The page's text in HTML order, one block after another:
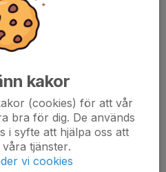
jämnt första set tappade
snack om saken. Superkul för
säsong och fortfarande håller på
kakor
(cookies) för att vår
bra för dig. De används
i syfte att hjälpa oss att
tjänster.
vi cookies